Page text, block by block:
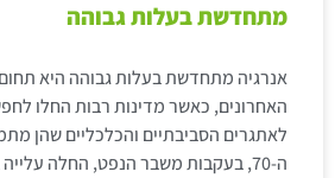
מתחדשת בעלות גבוהה
אנרגיה מתחדשת בעלות גבוהה היא
האחרונים, כאשר מדינות רבות החלו
לאתגרים הסביבתיים והכלכליים שהן
ה-70, בעקבות משבר הנפט, החלה